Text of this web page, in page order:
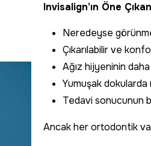
Invisalign’ın Öne
Neredeyse
Çıkarılabilir ve
Ağız hijyeninin
Yumuşak
Tedavi sonucunun
Ancak her ortodontik